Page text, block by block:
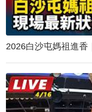
2026白沙屯媽祖進香